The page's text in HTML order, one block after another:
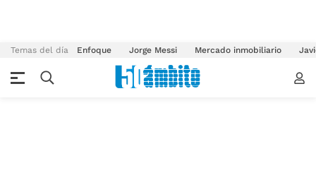
Temas del día Enfoque Jorge Messi Mercado inmobiliario